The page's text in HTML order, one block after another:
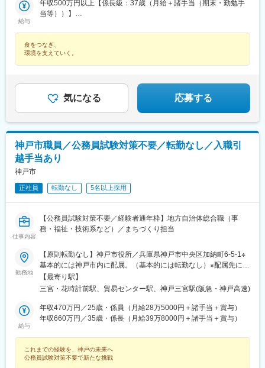
禁煙
給与
年収500万円以上【係長級：37歳（月給＋諸手当（期末・勤勉手
当等））】
食をつなぎ、
環境を支えていく。
気になる 応募する
神戸市職員／公務員試験対策不要／転勤なし／入職引
越手当あり
神戸市
正社員 転勤なし 5名以上採用
仕事内容
【公務員試験対策不要／経験者通年枠】地方自治体総合職（事
務・福祉・技術系など）／まちづくり担当
勤務地
【原則転勤なし】神戸市役所／兵庫県神戸市中央区加納町6-5-1※
基本的には神戸市内に配属。（基本的には転勤なし）※配属先によ
って異なる場合があります。※受動喫煙対策あり：敷地内全面禁煙
【最寄り駅】
三宮・花時計前駅、貿易センター駅、神戸三宮駅(阪急・神戸高速)
給与
年収470万円／25歳・係員（月給28万5000円＋諸手当＋賞与）
年収660万円／35歳・係長（月給39万8000円＋諸手当＋賞与）
これまでの経験を、神戸の未来へ
公務員試験対策不要で新たな挑戦